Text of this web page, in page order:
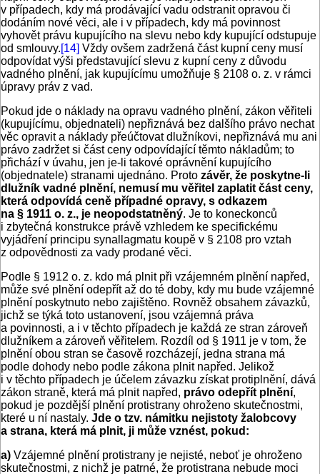
v případech, kdy má prodávající vadu odstranit opravou či
dodáním nové věci, ale i v případech, kdy má povinnost
vyhovět právu kupujícího na slevu nebo kdy kupující odstupuje
od smlouvy.[14] Vždy ovšem zadržená část kupní ceny musí
odpovídat výši představující slevu z kupní ceny z důvodu
vadného plnění, jak kupujícímu umožňuje § 2108 o. z. v rámci
úpravy práv z vad.
Pokud jde o náklady na opravu vadného plnění, zákon věřiteli
(kupujícímu, objednateli) nepřiznává bez dalšího právo nechat
věc opravit a náklady přeúčtovat dlužníkovi, nepřiznává mu ani
právo zadržet si část ceny odpovídající těmto nákladům; to
přichází v úvahu, jen je-li takové oprávnění kupujícího
(objednatele) stranami ujednáno. Proto závěr, že poskytne-li
dlužník vadné plnění, nemusí mu věřitel zaplatit část ceny,
která odpovídá ceně případné opravy, s odkazem
na § 1911 o. z., je neopodstatněný. Je to koneckonců
i zbytečná konstrukce právě vzhledem ke specifickému
vyjádření principu synallagmatu koupě v § 2108 pro vztah
z odpovědnosti za vady prodané věci.
Podle § 1912 o. z. kdo má plnit při vzájemném plnění napřed,
může své plnění odepřít až do té doby, kdy mu bude vzájemné
plnění poskytnuto nebo zajištěno. Rovněž obsahem závazků,
jichž se týká toto ustanovení, jsou vzájemná práva
a povinnosti, a i v těchto případech je každá ze stran zároveň
dlužníkem a zároveň věřitelem. Rozdíl od § 1911 je v tom, že
plnění obou stran se časově rozcházejí, jedna strana má
podle dohody nebo podle zákona plnit napřed. Jelikož
i v těchto případech je účelem závazku získat protiplnění, dává
zákon straně, která má plnit napřed, právo odepřít plnění,
pokud je pozdější plnění protistrany ohroženo skutečnostmi,
které u ní nastaly. Jde o tzv. námitku nejistoty žalobcovy
a strana, která má plnit, ji může vznést, pokud:
a) Vzájemné plnění protistrany je nejisté, neboť je ohroženo
skutečnostmi, z nichž je patrné, že protistrana nebude moci